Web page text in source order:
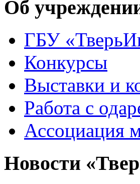
Об
ГБУ
Конкурсы
Выставки и
Работа с
Ассоциация
Новости